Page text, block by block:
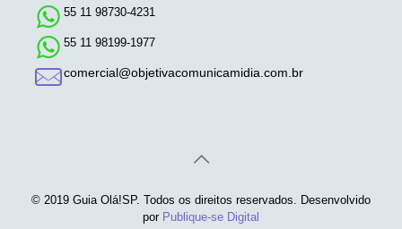
55 11 98730-4231
55 11 98199-1977
comercial@objetivacomunicamidia.com.br
© 2019 Guia Olá!SP. Todos os direitos reservados. Desenvolvido
por Publique-se Digital